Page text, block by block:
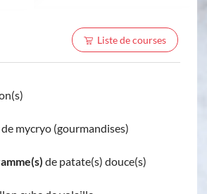
Liste de courses
de mycryo (gourmandises)
de patate(s) douce(s)